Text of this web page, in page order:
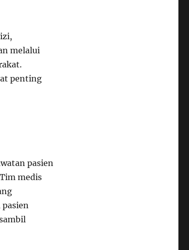
melalui
penting
pasien
medis